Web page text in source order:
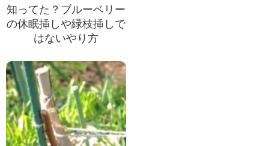
知ってた？ブルーベリー
の休眠挿しや緑枝挿しで
はないやり方